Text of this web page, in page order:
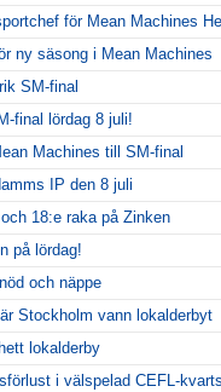
för Mean Machines
ny säsong i Mean Machines
SM-final
final lördag 8 juli!
Machines till SM-final
IP den 8 juli
18:e raka på Zinken
på lördag!
och näppe
Stockholm vann lokalderbyt
lokalderby
i välspelad CEFL-